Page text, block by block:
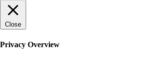
Close
Privacy Overview